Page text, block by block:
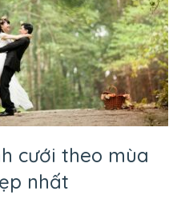
cưới theo mùa
nhất